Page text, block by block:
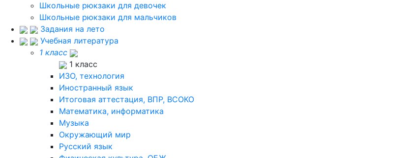
Школьные рюкзаки для девочек
Школьные рюкзаки для мальчиков
Задания на лето
Учебная литература
1 класс
1 класс
ИЗО, технология
Иностранный язык
Итоговая аттестация, ВПР, ВСОКО
Математика, информатика
Музыка
Окружающий мир
Русский язык